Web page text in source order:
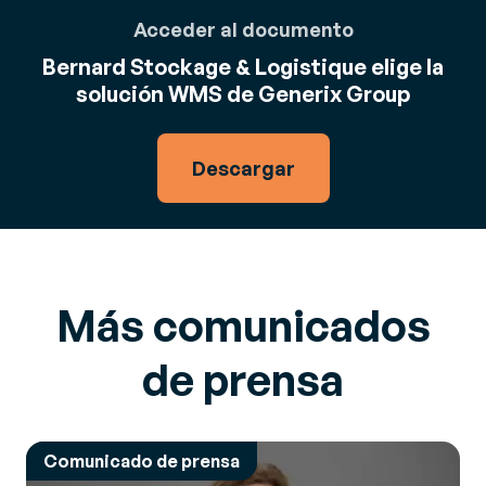
Acceder al documento
Bernard Stockage & Logistique elige la
solución WMS de Generix Group
Descargar
Más comunicados
de prensa
Comunicado de prensa